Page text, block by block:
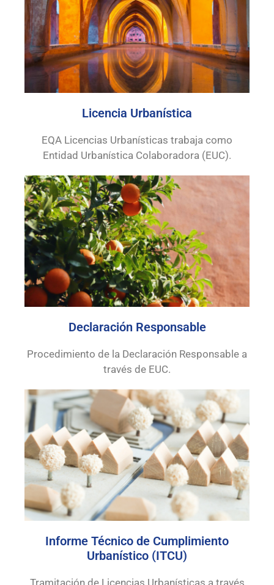
Licencia Urbanística
EQA Licencias Urbanísticas trabaja como
Entidad Urbanística Colaboradora (EUC).
Declaración Responsable
Procedimiento de la Declaración Responsable a
través de EUC.
Informe Técnico de Cumplimiento
Urbanístico (ITCU)
Tramitación de Licencias Urbanísticas a través